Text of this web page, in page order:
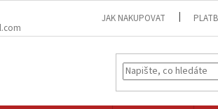
JAK NAKUPOVAT